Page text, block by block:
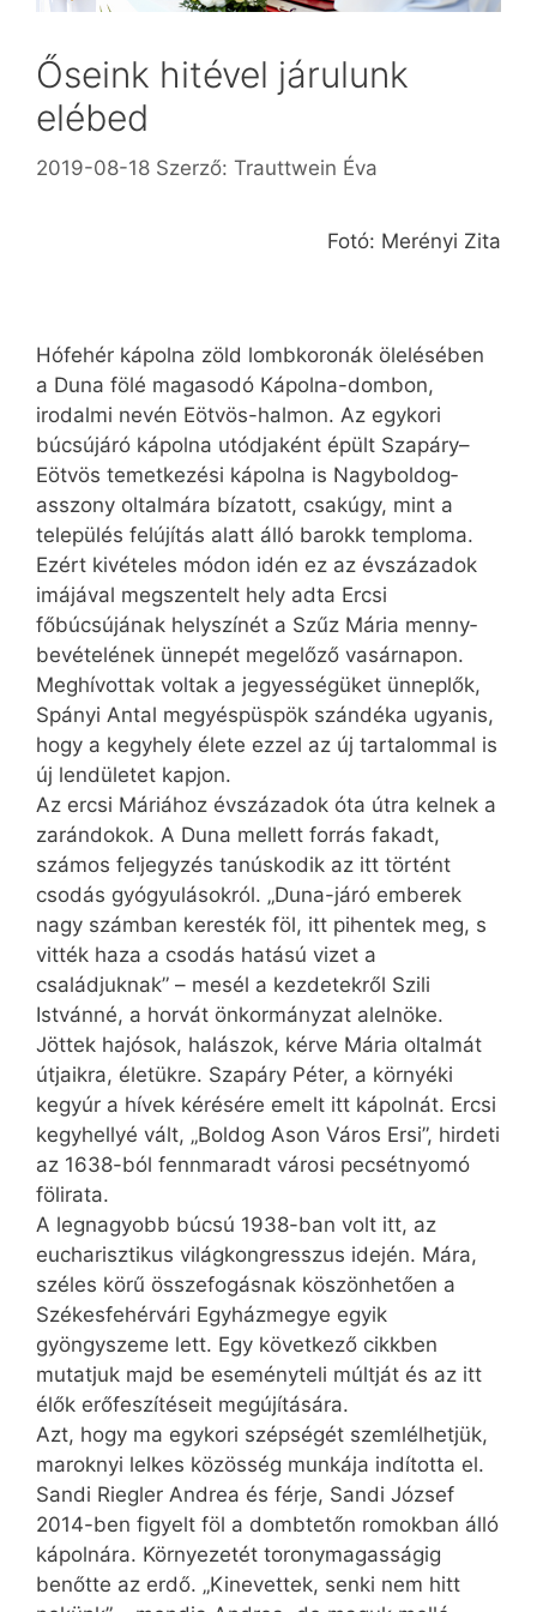
Őseink hitével járulunk
elébed
2019-08-18 Szerző: Trauttwein Éva
Fotó: Merényi Zita
Hófehér kápolna zöld lombkoronák ölelésében
a Duna fölé magasodó Kápolna-dombon,
irodalmi nevén Eötvös-halmon. Az egykori
búcsújáró kápolna utódjaként épült Szapáry–
Eötvös temetkezési kápolna is Nagybol­dog­­
asszony oltalmára bízatott, csak­úgy, mint a
település felújítás alatt álló barokk temploma.
Ezért kivételes módon idén ez az évszázadok
imájával megszentelt hely adta Ercsi
főbúcsújának helyszínét a Szűz Mária menny­
bevételének ünnepét megelőző vasárnapon.
Meghívottak voltak a jegyességüket ünneplők,
Spányi Antal megyéspüspök szándéka ugyan­is,
hogy a kegyhely élete ezzel az új tartalommal is
új lendületet kapjon.
Az ercsi Máriához évszázadok óta útra kelnek a
zarándokok. A Duna mellett forrás fakadt,
számos feljegyzés tanúskodik az itt történt
csodás gyógyulásokról. „Duna-járó emberek
nagy számban keresték föl, itt pihentek meg, s
vitték haza a csodás hatású vizet a
családjuknak” – mesél a kezdetekről Szili
Istvánné, a horvát önkormányzat alelnöke.
Jöttek hajósok, halászok, kérve Mária oltalmát
útjaikra, életükre. Szapáry Péter, a környéki
kegyúr a hívek kérésére emelt itt kápolnát. Ercsi
kegyhellyé vált, „Boldog Ason Város Er­si”, hirdeti
az 1638-ból fennmaradt városi pecsétnyomó
fölirata.
A legnagyobb búcsú 1938-ban volt itt, az
eucharisztikus világkongresszus idején. Mára,
széles körű összefogásnak köszönhetően a
Székesfehérvári Egyházmegye egyik
gyöngyszeme lett. Egy következő cikkben
mutatjuk majd be ese­ményteli múltját és az itt
élők erőfeszítéseit megújítására.
Azt, hogy ma egykori szépségét szemlélhetjük,
maroknyi lelkes közösség munkája indította el.
Sandi Riegler Andrea és férje, Sandi József
2014-ben figyelt föl a dombtetőn romokban álló
kápolnára. Környezetét toronymagasságig
benőtte az erdő. „Kinevettek, senki nem hitt